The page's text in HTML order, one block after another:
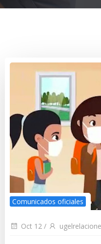
Comunicados oficiales
Oct 12 /